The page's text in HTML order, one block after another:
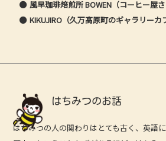
風早珈琲焙煎所 BOWEN（コーヒー屋さ
KIKUJIRO（久万高原町のギャラリーカ
はちみつのお話
はちみつの人の関わりはとても古く、英語